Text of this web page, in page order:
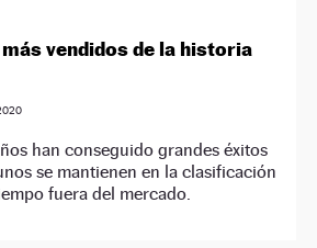
vendidos de la historia
han conseguido grandes éxitos
se mantienen en la clasificación
fuera del mercado.